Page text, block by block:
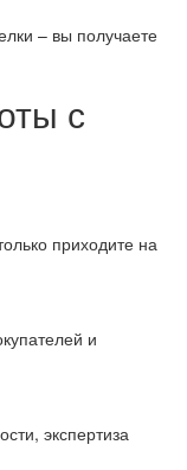
– вы получаете
с
приходите на
и
экспертиза